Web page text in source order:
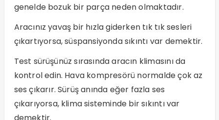
genelde bozuk bir parça neden olmaktadır.
Aracınız yavaş bir hızla giderken tık tık sesleri
çıkartıyorsa, süspansiyonda sıkıntı var demektir.
Test sürüşünüz sırasında aracın klimasını da
kontrol edin. Hava kompresörü normalde çok az
ses çıkarır. Sürüş anında eğer fazla ses
çıkarıyorsa, klima sisteminde bir sıkıntı var
demektir.